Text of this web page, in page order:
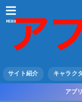
MENU
サイト紹介 キャラク
アプ